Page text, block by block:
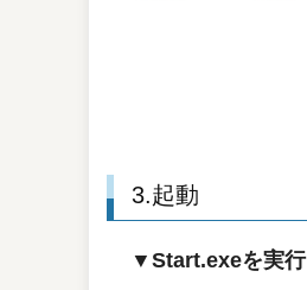
3.起動
▼Start.exeを実行